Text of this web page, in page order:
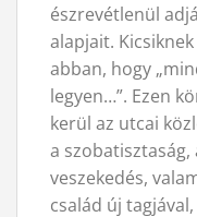
észrevétlenül
alapjait.
abban, hogy
legyen…”. Ezen
kerül az utcai
a szobatisztaság,
veszekedés,
család új